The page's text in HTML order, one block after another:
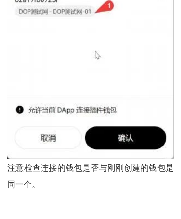
注意检查连接的钱包是否与刚刚创建的钱包是
同一个。